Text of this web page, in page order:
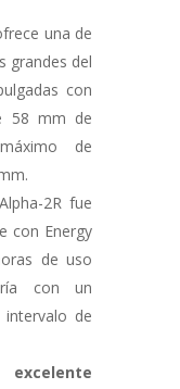
una de
grandes del
con
58 mm de
de
2R fue
con Energy
de uso
con un
de